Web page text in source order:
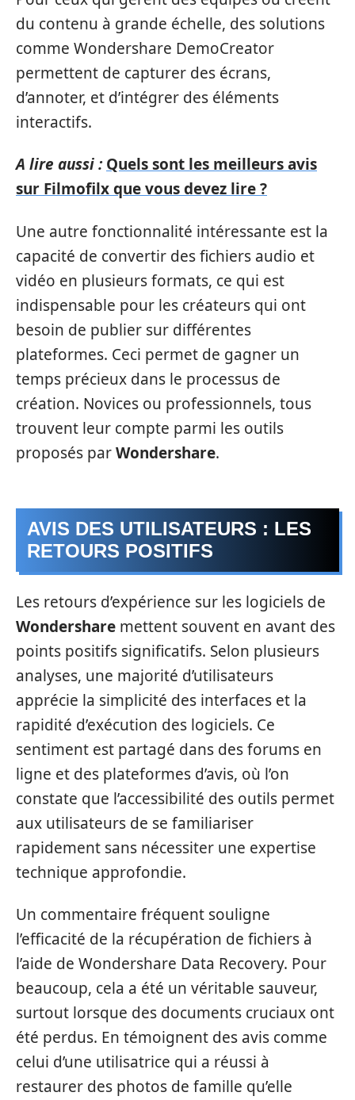
du contenu à grande échelle, des solutions
comme Wondershare DemoCreator
permettent de capturer des écrans,
d’annoter, et d’intégrer des éléments
interactifs.
A lire aussi : Quels sont les meilleurs avis
sur Filmofilx que vous devez lire ?
Une autre fonctionnalité intéressante est la
capacité de convertir des fichiers audio et
vidéo en plusieurs formats, ce qui est
indispensable pour les créateurs qui ont
besoin de publier sur différentes
plateformes. Ceci permet de gagner un
temps précieux dans le processus de
création. Novices ou professionnels, tous
trouvent leur compte parmi les outils
proposés parWondershare.
AVIS DES UTILISATEURS : LES
RETOURS POSITIFS
Les retours d’expérience sur les logiciels de
Wondershare mettent souvent en avant des
points positifs significatifs. Selon plusieurs
analyses, une majorité d’utilisateurs
apprécie la simplicité des interfaces et la
rapidité d’exécution des logiciels. Ce
sentiment est partagé dans des forums en
ligne et des plateformes d’avis, où l’on
constate que l’accessibilité des outils permet
aux utilisateurs de se familiariser
rapidement sans nécessiter une expertise
technique approfondie.
Un commentaire fréquent souligne
l’efficacité de la récupération de fichiers à
l’aide de Wondershare Data Recovery. Pour
beaucoup, cela a été un véritable sauveur,
surtout lorsque des documents cruciaux ont
été perdus. En témoignent des avis comme
celui d’une utilisatrice qui a réussi à
restaurer des photos de famille qu’elle